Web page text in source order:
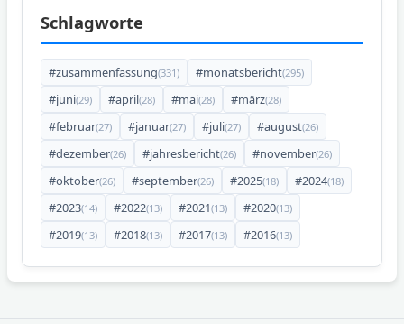
Schlagworte
#zusammenfassung(331) #monatsbericht(295)
#juni(29) #april(28) #mai(28) #märz(28)
#februar(27) #januar(27) #juli(27) #august(26)
#dezember(26) #jahresbericht(26) #november(26)
#oktober(26) #september(26) #2025(18) #2024(18)
#2023(14) #2022(13) #2021(13) #2020(13)
#2019(13) #2018(13) #2017(13) #2016(13)